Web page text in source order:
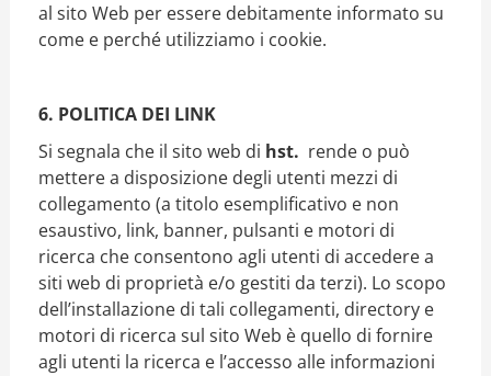
al sito Web per essere debitamente informato su
come e perché utilizziamo i cookie.
6. POLITICA DEI LINK
Si segnala che il sito web di hst. rende o può
mettere a disposizione degli utenti mezzi di
collegamento (a titolo esemplificativo e non
esaustivo, link, banner, pulsanti e motori di
ricerca che consentono agli utenti di accedere a
siti web di proprietà e/o gestiti da terzi). Lo scopo
dell’installazione di tali collegamenti, directory e
motori di ricerca sul sito Web è quello di fornire
agli utenti la ricerca e l’accesso alle informazioni